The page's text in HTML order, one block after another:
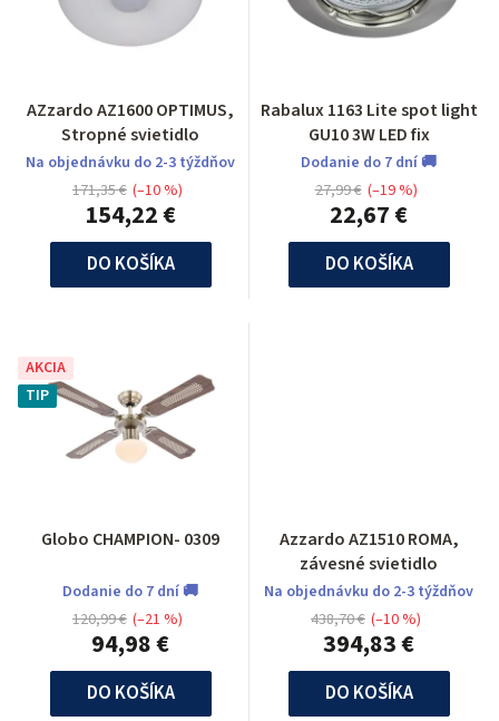
AZzardo AZ1600 OPTIMUS,
Stropné svietidlo
Na objednávku do 2-3 týždňov
154,22 €
171,35 € (–10 %)
DO KOŠÍKA
Rabalux 1163 Lite spot light
GU10 3W LED fix
Dodanie do 7 dní 🚚
22,67 €
27,99 € (–19 %)
DO KOŠÍKA
AKCIA
TIP
Globo CHAMPION- 0309
Dodanie do 7 dní 🚚
94,98 €
120,99 € (–21 %)
DO KOŠÍKA
Azzardo AZ1510 ROMA,
závesné svietidlo
Na objednávku do 2-3 týždňov
394,83 €
438,70 € (–10 %)
DO KOŠÍKA